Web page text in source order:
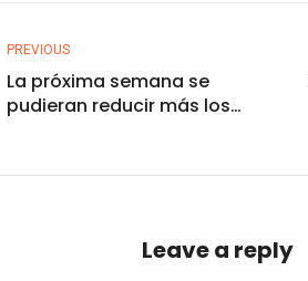
PREVIOUS
La próxima semana se
pudieran reducir más los
potabilizadoras: JAPAMA
Leave a reply